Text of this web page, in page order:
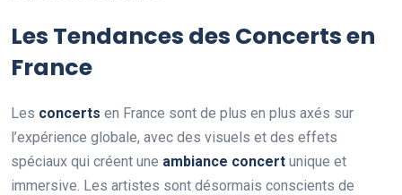
Les Tendances des Concerts en
France
Les concerts en France sont de plus en plus axés sur
l’expérience globale, avec des visuels et des effets
spéciaux qui créent une ambiance concert unique et
immersive. Les artistes sont désormais conscients de